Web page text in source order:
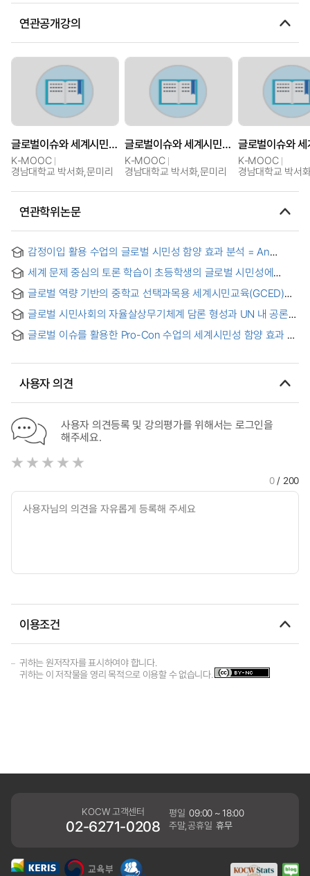
연관공개강의
글로벌이슈와 세계시민(Global Issues and Global Citizenship)
K-MOOC
경남대학교 박서화,문미리
글로벌이슈와 세계시민(Global Issues and Global Citizenship)
K-MOOC
경남대학교 박서화,문미리
K-MOOC
경남대학교 박서
연관학위논문
감정이입 활용 수업의 글로벌 시민성 함양 효과 분석 = An
using empathic learning strategy
세계 문제 중심의 토론 학습이 초등학생의 글로벌 시민성에
on Global Citizenship of Elementary School Students
글로벌 역량 기반의 중학교 선택과목용 세계시민교육(GCED)
Education (GCED) Curriculum Standards based on Global
Competence for Elective Courses in Middle Schools
글로벌 시민사회의 자율살상무기체계 담론 형성과 UN 내 공론화
Lethal Autonomous Weapon Systems and Its Deliberation
글로벌 이슈를 활용한 Pro-Con 수업의 세계시민성 함양 효과 =
사용자 의견
사용자 의견등록 및 강의평가를 위해서는 로그인을
해주세요.
0/ 200
이용조건
귀하는 원저작자를 표시하여야 합니다.
귀하는 이 저작물을 영리 목적으로 이용할 수 없습니다.
KOCW 고객센터
02-6271-0208
평일 09:00 ~ 18:00
주말,공휴일 휴무